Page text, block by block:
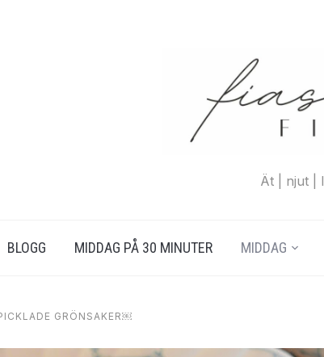
Ät | njut |
BLOGG MIDDAG PÅ 30 MINUTER MIDDAG
GRÖNSAKER￼